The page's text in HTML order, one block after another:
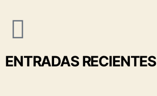
ENTRADAS RECIENTES